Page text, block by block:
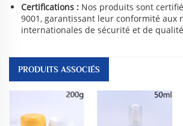
Certifications : Nos produits sont
9001, garantissant leur conformité aux
internationales de sécurité et de
PRODUITS ASSOCIÉS